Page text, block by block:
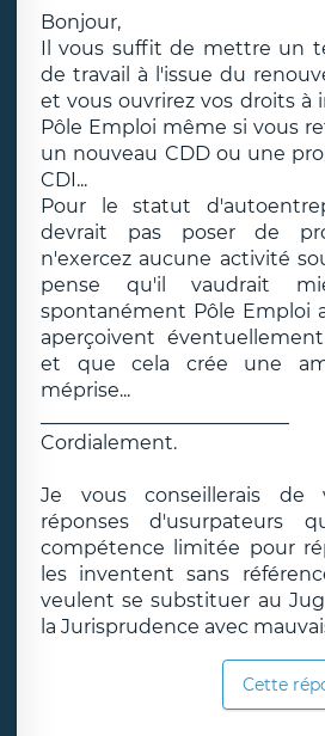
Bonjour,
Il vous suffit de mettre un
de travail à l'issue du
et vous ouvrirez vos droits à
Pôle Emploi même si vous
un nouveau CDD ou une
CDI...
Pour le statut
devrait pas poser de
n'exercez aucune activité
pense qu'il vaudrait
spontanément Pôle Emploi
aperçoivent
et que cela crée une
méprise...
Cordialement.
Je vous conseillerais de
réponses d'usurpateurs
compétence limitée pour
les inventent sans
veulent se substituer au
la Jurisprudence avec
Cette